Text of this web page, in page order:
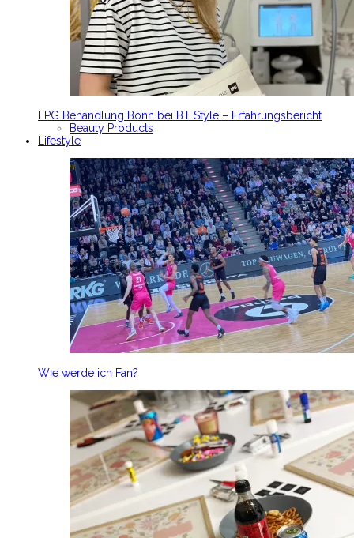
LPG Behandlung Bonn bei BT Style – Erfahrungsbericht
Beauty Products
Lifestyle
Wie werde ich Fan?